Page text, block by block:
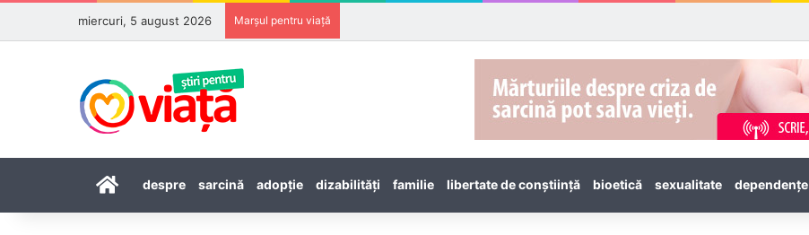
miercuri, 5 august 2026 Marșul pentru viață
Prima pagină
despre sarcină adopţie dizabilităţi familie libertate de conștiință bioetică sexualitate dependenţe